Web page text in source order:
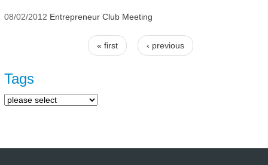
08/02/2012 Entrepreneur Club Meeting
« first ‹ previous
Tags